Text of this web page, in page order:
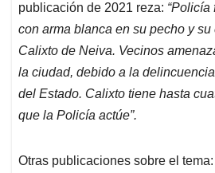
publicación de 2021 reza: “Policía
con arma blanca en su pecho y
Calixto de Neiva. Vecinos
la ciudad, debido a la
del Estado. Calixto tiene hasta
que la Policía actúe”.
Otras publicaciones sobre el tema: